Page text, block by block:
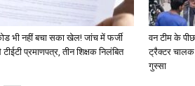
भी नहीं बचा सका खेल! जांच में फर्जी
प्रमाणपत्र, तीन शिक्षक निलंबित
वन टीम के
ट्रैक्टर
गुस्सा